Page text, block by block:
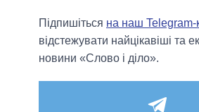
Підпишіться на наш Telegram-
відстежувати найцікавіші та
новини «Слово і діло».